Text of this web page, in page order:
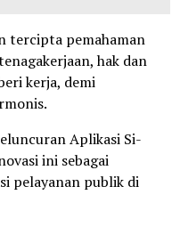
tercipta pemahaman
hak dan
kerja, demi
Aplikasi Si-
ini sebagai
pelayanan publik di